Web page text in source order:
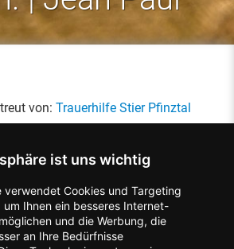
ist uns wichtig
verwendet Cookies und Targeting
um Ihnen ein besseres Internet-
und die Werbung, die
an Ihre Bedürfnisse
von: Trauerhilfe Stier Pfinztal
Missbrauch melden